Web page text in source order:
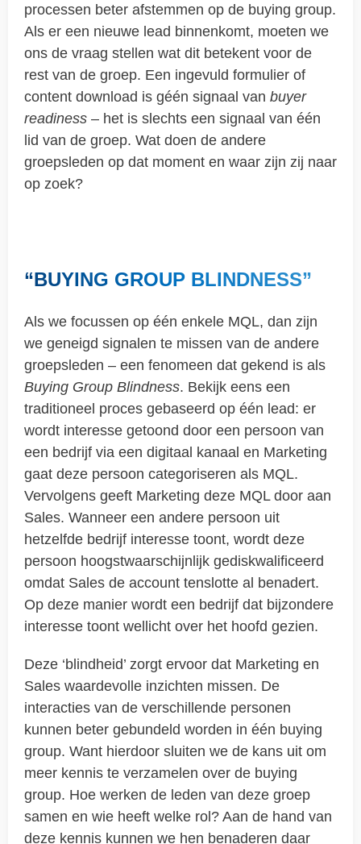
processen beter afstemmen op de buying group.
Als er een nieuwe lead binnenkomt, moeten we
ons de vraag stellen wat dit betekent voor de
rest van de groep. Een ingevuld formulier of
content download is géén signaal van buyer
readiness – het is slechts een signaal van één
lid van de groep. Wat doen de andere
groepsleden op dat moment en waar zijn zij naar
op zoek?
“BUYING GROUP BLINDNESS”
Als we focussen op één enkele MQL, dan zijn
we geneigd signalen te missen van de andere
groepsleden – een fenomeen dat gekend is als
Buying Group Blindness. Bekijk eens een
traditioneel proces gebaseerd op één lead: er
wordt interesse getoond door een persoon van
een bedrijf via een digitaal kanaal en Marketing
gaat deze persoon categoriseren als MQL.
Vervolgens geeft Marketing deze MQL door aan
Sales. Wanneer een andere persoon uit
hetzelfde bedrijf interesse toont, wordt deze
persoon hoogstwaarschijnlijk gediskwalificeerd
omdat Sales de account tenslotte al benadert.
Op deze manier wordt een bedrijf dat bijzondere
interesse toont wellicht over het hoofd gezien.
Deze ‘blindheid’ zorgt ervoor dat Marketing en
Sales waardevolle inzichten missen. De
interacties van de verschillende personen
kunnen beter gebundeld worden in één buying
group. Want hierdoor sluiten we de kans uit om
meer kennis te verzamelen over de buying
group. Hoe werken de leden van deze groep
samen en wie heeft welke rol? Aan de hand van
deze kennis kunnen we hen benaderen daar